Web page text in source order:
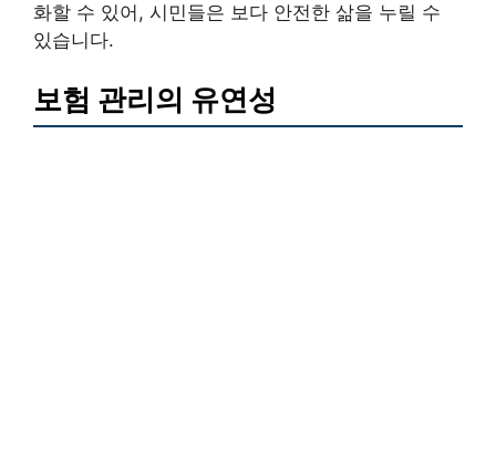
화할 수 있어, 시민들은 보다 안전한 삶을 누릴 수
있습니다.
보험 관리의 유연성